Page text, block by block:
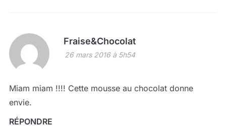
Fraise&Chocolat
26 mars 2016 à 5h54
Miam miam !!!! Cette mousse au chocolat donne
envie.
RÉPONDRE